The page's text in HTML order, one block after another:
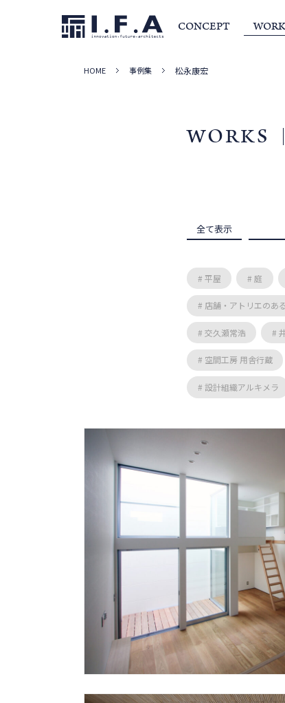
CONCEPT
サービス・家づくりの流れ
HOME 事例集 松永康宏
WORKS
全て表示
# 平屋 # 庭
# 店舗・アトリエのあ
# 交久瀬常浩 #
# 空間工房 用舎行蔵
# 設計組織アルキメラ